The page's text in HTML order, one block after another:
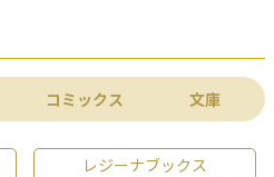
コミックス 文庫
レジーナブックス